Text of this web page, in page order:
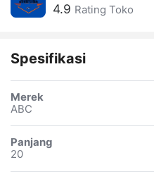
4.9 Rating Toko
Spesifikasi
Merek
ABC
Panjang
20